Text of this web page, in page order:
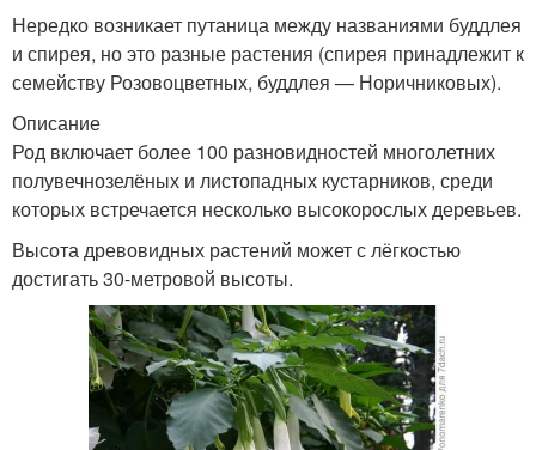
Нередко возникает путаница между названиями буддлея
и спирея, но это разные растения (спирея принадлежит к
семейству Розовоцветных, буддлея — Норичниковых).
Описание
Род включает более 100 разновидностей многолетних
полувечнозелёных и листопадных кустарников, среди
которых встречается несколько высокорослых деревьев.
Высота древовидных растений может с лёгкостью
достигать 30-метровой высоты.